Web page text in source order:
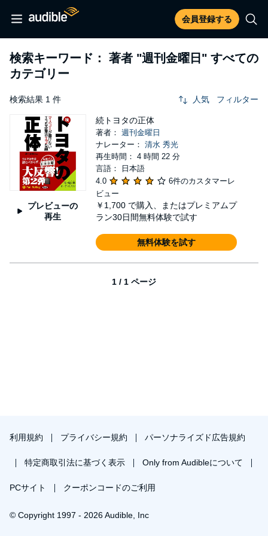
会員登録する
検索キーワード： 著者 "週刊金曜日" すべての
カテゴリー
検索結果 1 件 人気 フィルター
プレビューの
再生
続トヨタの正体
著者： 週刊金曜日
ナレーター： 清水 秀光
再生時間： 4 時間 22 分
言語： 日本語
4.0
6件のカスタマーレ
ビュー
￥1,700 で購入、またはプレミアムプ
ラン30日間無料体験で試す
無料体験を試す
1 / 1 ページ
利用規約 プライバシー規約 パーソナライズド広告規約
特定商取引法に基づく表示 Only from Audibleについて
PCサイト クーポンコードのご利用
© Copyright 1997 - 2026 Audible, Inc